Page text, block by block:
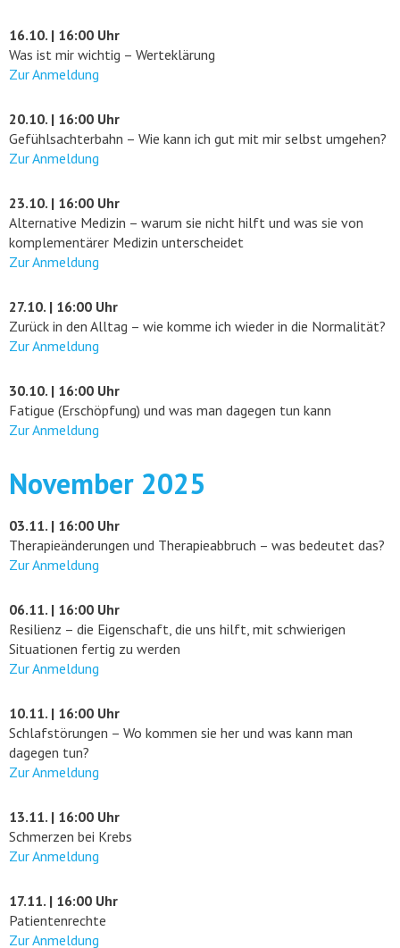
16.10. | 16:00 Uhr
Was ist mir wichtig – Werteklärung
Zur Anmeldung
20.10. | 16:00 Uhr
Gefühlsachterbahn – Wie kann ich gut mit mir selbst umgehen?
Zur Anmeldung
23.10. | 16:00 Uhr
Alternative Medizin – warum sie nicht hilft und was sie von
komplementärer Medizin unterscheidet
Zur Anmeldung
27.10. | 16:00 Uhr
Zurück in den Alltag – wie komme ich wieder in die Normalität?
Zur Anmeldung
30.10. | 16:00 Uhr
Fatigue (Erschöpfung) und was man dagegen tun kann
Zur Anmeldung
November 2025
03.11. | 16:00 Uhr
Therapieänderungen und Therapieabbruch – was bedeutet das?
Zur Anmeldung
06.11. | 16:00 Uhr
Resilienz – die Eigenschaft, die uns hilft, mit schwierigen
Situationen fertig zu werden
Zur Anmeldung
10.11. | 16:00 Uhr
Schlafstörungen – Wo kommen sie her und was kann man
dagegen tun?
Zur Anmeldung
13.11. | 16:00 Uhr
Schmerzen bei Krebs
Zur Anmeldung
17.11. | 16:00 Uhr
Patientenrechte
Zur Anmeldung